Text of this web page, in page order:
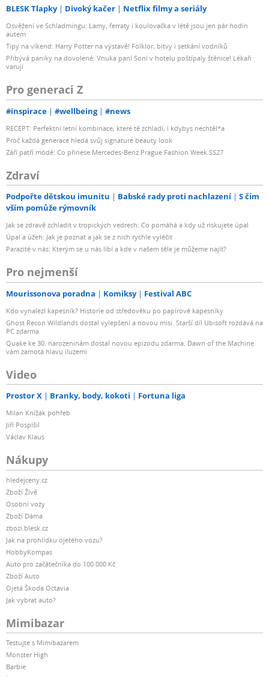
BLESK Tlapky Divoký kačer Netflix filmy a seriály
Osvěžení ve Schladmingu: Lamy, ferraty i koulovačka v létě jsou jen pár hodin
autem
Tipy na víkend: Harry Potter na výstavě! Folklor, bitvy i setkání vodníků
Přibývá paniky na dovolené: Vnuka paní Soni v hotelu poštípaly štěnice! Lékaři
varují
Pro generaci Z
#inspirace #wellbeing #news
RECEPT: Perfektní letní kombinace, které tě zchladí, i kdybys nechtěl*a
Proč každá generace hledá svůj signature beauty look
Září patří módě: Co přinese Mercedes-Benz Prague Fashion Week SS27
Zdraví
Podpořte dětskou imunitu Babské rady proti nachlazení
S čím
vším pomůže rýmovník
Jak se zdravě zchladit v tropických vedrech: Co pomáhá a kdy už riskujete úpal
Úpal a úžeh: Jak je poznat a jak se z nich rychle vyléčit
Parazité v nás: Kterým se u nás líbí a kde v našem těle je můžeme najít?
Pro nejmenší
Mourissonova poradna Komiksy Festival ABC
Kdo vynalezl kapesník? Historie od středověku po papírové kapesníky
Ghost Recon Wildlands dostal vylepšení a novou misi. Starší díl Ubisoft rozdává na
PC zdarma
Quake ke 30. narozeninám dostal novou epizodu zdarma. Dawn of the Machine
vám zamotá hlavu iluzemi
Video
Prostor X Branky, body, kokoti Fortuna liga
Milan Knížák pohřeb
Jiří Pospíšil
Václav Klaus
Nákupy
hledejceny.cz
Zboží Živě
Osobní vozy
Zboží Dáma
zbozi.blesk.cz
Jak na prohlídku ojetého vozu?
HobbyKompas
Auto pro začátečníka do 100 000 Kč
Zboží Auto
Ojetá Škoda Octavia
Jak vybrat auto?
Mimibazar
Testujte s Mimibazarem
Monster High
Barbie